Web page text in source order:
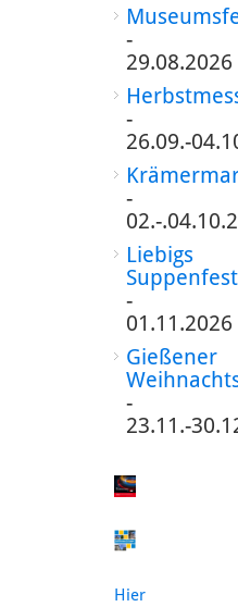
-
29.08.2026
-
26.09.-
-
02.-
Liebigs
Suppenfest
-
01.11.2026
Gießener
-
23.11.-
Hier